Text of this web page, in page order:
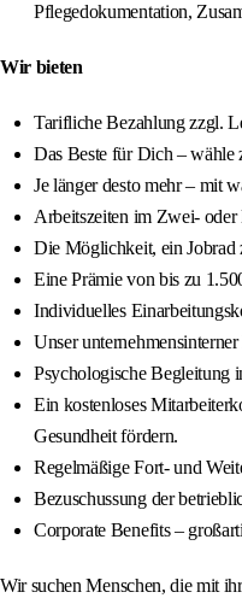
Pflegedokumentation,
Wir bieten
Tarifliche Bezahlung zzgl.
Das Beste für Dich – wähle
Je länger desto mehr – mit
Arbeitszeiten im Zwei‑ oder
Die Möglichkeit, ein Jobrad
Eine Prämie von bis zu
Individuelles
Unser
Psychologische Begleitung
Ein kostenloses
Gesundheit fördern.
Regelmäßige Fort‑ und
Bezuschussung der
Corporate Benefits –
Wir suchen Menschen, die mit